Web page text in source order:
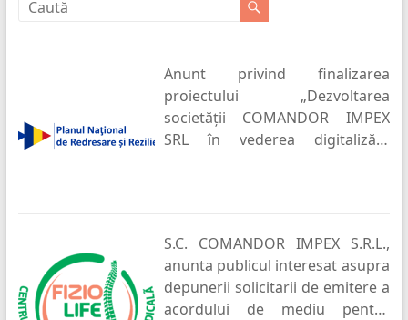
Anunt privind finalizarea
proiectului „Dezvoltarea
societății COMANDOR IMPEX
SRL în vederea digitalizării
S.C. COMANDOR IMPEX S.R.L.,
anunta publicul interesat asupra
depunerii solicitarii de emitere a
acordului de mediu pentru